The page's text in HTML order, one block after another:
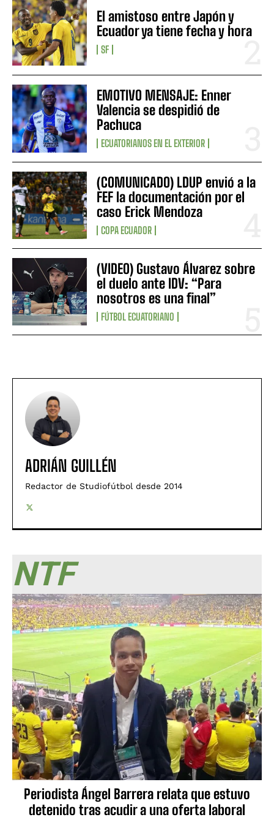
El amistoso entre Japón y
Ecuador ya tiene fecha y hora
SF
EMOTIVO MENSAJE: Enner
Valencia se despidió de
Pachuca
ECUATORIANOS EN EL EXTERIOR
(COMUNICADO) LDUP envió a la
FEF la documentación por el
caso Erick Mendoza
COPA ECUADOR
(VIDEO) Gustavo Álvarez sobre
el duelo ante IDV: “Para
nosotros es una final”
FÚTBOL ECUATORIANO
ADRIÁN GUILLÉN
Redactor de Studiofútbol desde 2014
NTF
Periodista Ángel Barrera relata que estuvo
detenido tras acudir a una oferta laboral